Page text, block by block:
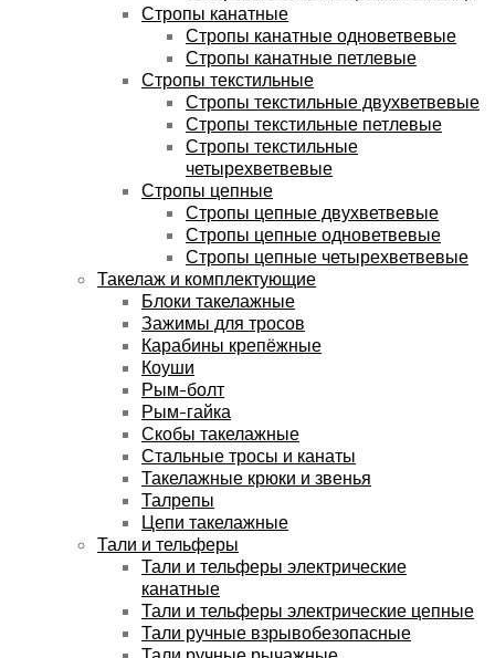
Стропы канатные
Стропы канатные одноветвевые
Стропы канатные петлевые
Стропы текстильные
Стропы текстильные двухветвевые
Стропы текстильные петлевые
Стропы текстильные
четырехветвевые
Стропы цепные
Стропы цепные двухветвевые
Стропы цепные одноветвевые
Стропы цепные четырехветвевые
Такелаж и комплектующие
Блоки такелажные
Зажимы для тросов
Карабины крепёжные
Коуши
Рым-болт
Рым-гайка
Скобы такелажные
Стальные тросы и канаты
Такелажные крюки и звенья
Талрепы
Цепи такелажные
Тали и тельферы
Тали и тельферы электрические
канатные
Тали и тельферы электрические цепные
Тали ручные взрывобезопасные